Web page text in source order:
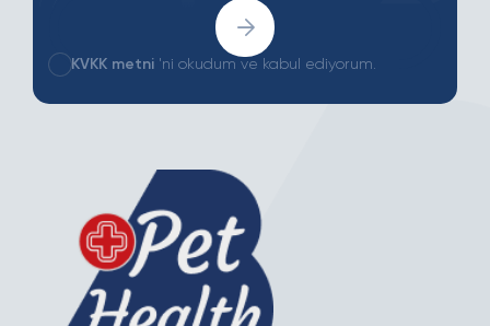
KVKK metni 'ni okudum ve kabul ediyorum.